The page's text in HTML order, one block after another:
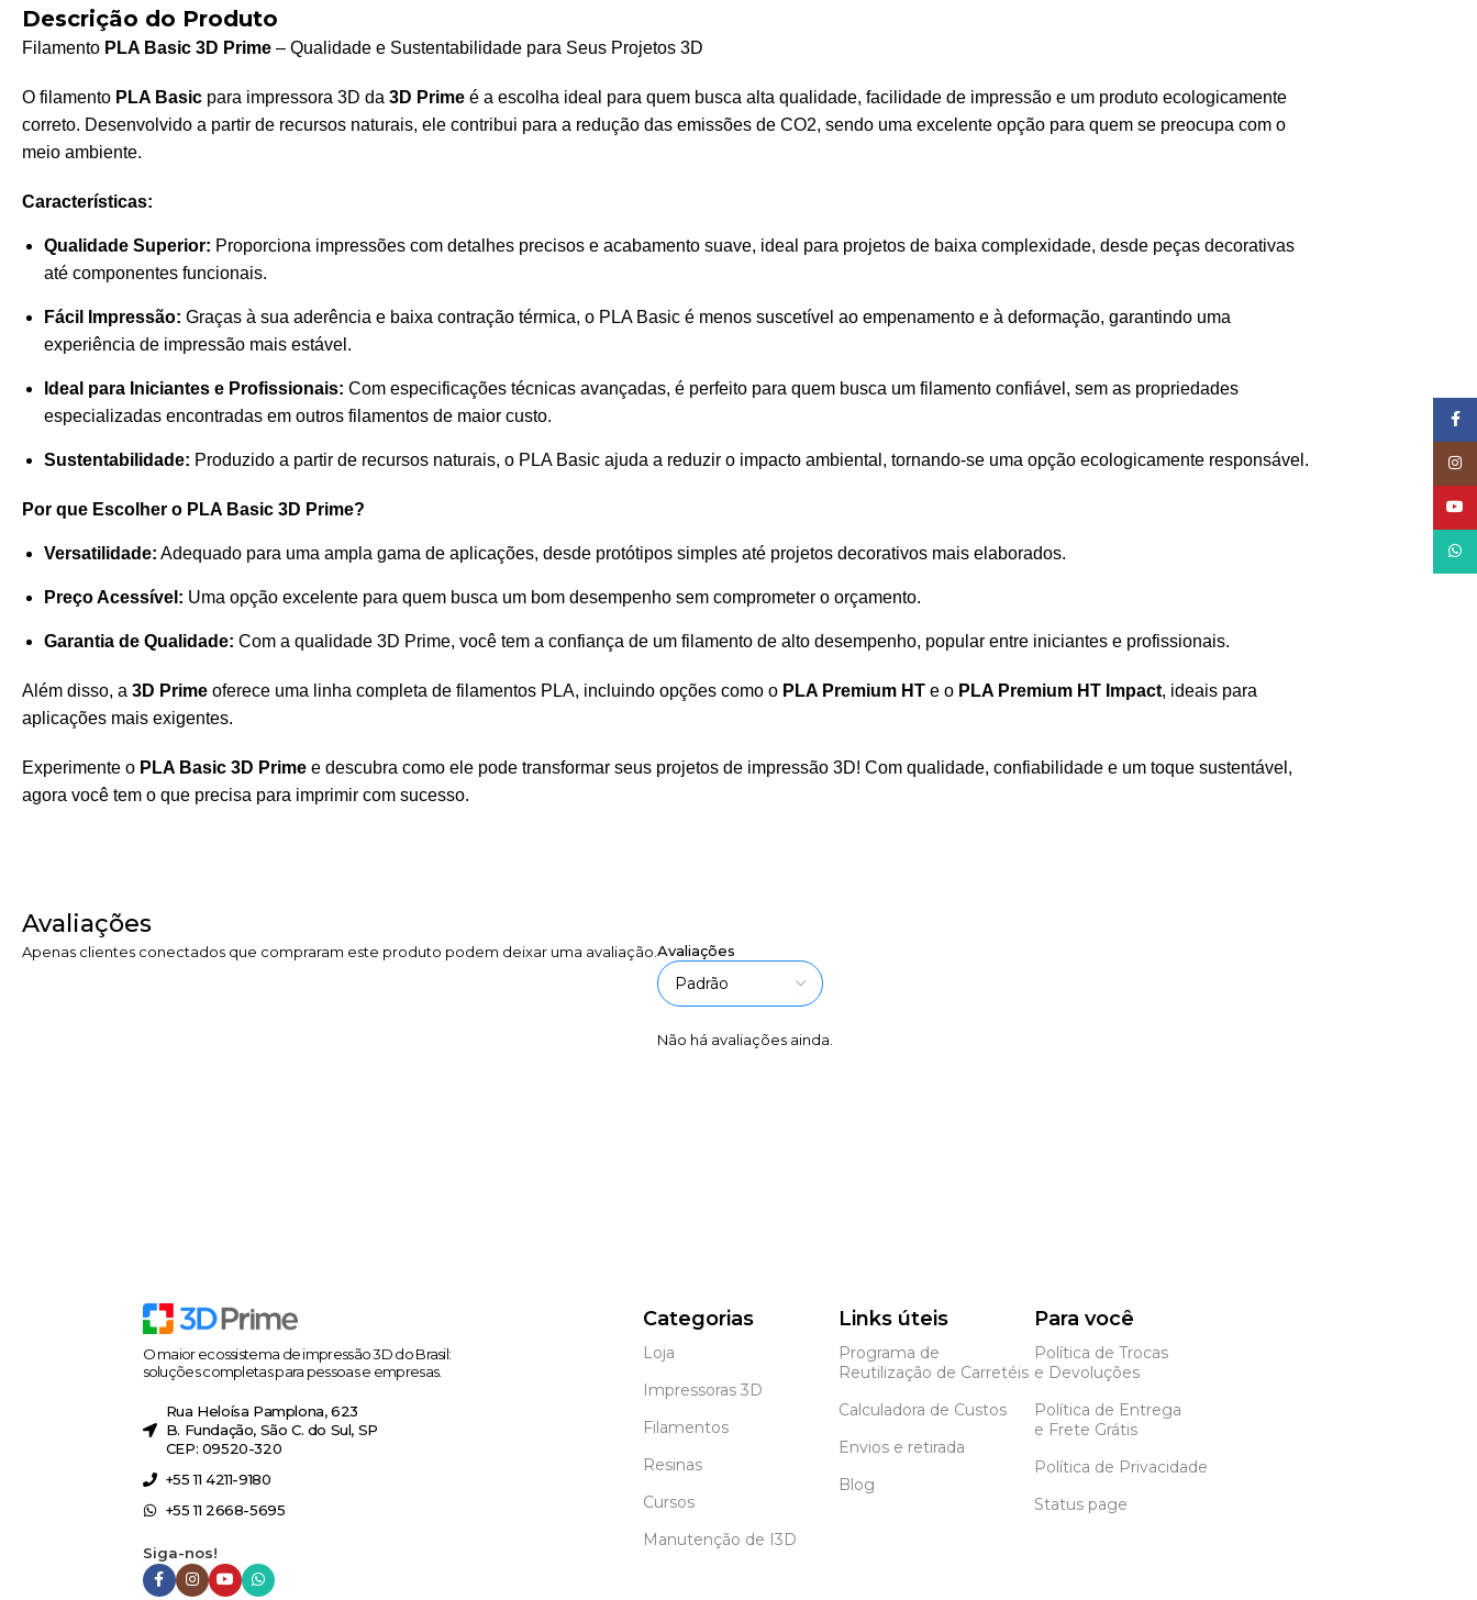
Descrição do Produto
Filamento PLA Basic 3D Prime – Qualidade e Sustentabilidade para Seus Projetos 3D
O filamento PLA Basic para impressora 3D da 3D Prime é a escolha ideal para quem busca alta qualidade, facilidade de impressão e um produto ecologicamente
correto. Desenvolvido a partir de recursos naturais, ele contribui para a redução das emissões de CO2, sendo uma excelente opção para quem se preocupa com o
meio ambiente.
Características:
Qualidade Superior: Proporciona impressões com detalhes precisos e acabamento suave, ideal para projetos de baixa complexidade, desde peças decorativas
até componentes funcionais.
Fácil Impressão: Graças à sua aderência e baixa contração térmica, o PLA Basic é menos suscetível ao empenamento e à deformação, garantindo uma
experiência de impressão mais estável.
Ideal para Iniciantes e Profissionais: Com especificações técnicas avançadas, é perfeito para quem busca um filamento confiável, sem as propriedades
especializadas encontradas em outros filamentos de maior custo.
Sustentabilidade: Produzido a partir de recursos naturais, o PLA Basic ajuda a reduzir o impacto ambiental, tornando-se uma opção ecologicamente responsável.
Por que Escolher o PLA Basic 3D Prime?
Versatilidade: Adequado para uma ampla gama de aplicações, desde protótipos simples até projetos decorativos mais elaborados.
Preço Acessível: Uma opção excelente para quem busca um bom desempenho sem comprometer o orçamento.
Garantia de Qualidade: Com a qualidade 3D Prime, você tem a confiança de um filamento de alto desempenho, popular entre iniciantes e profissionais.
Além disso, a 3D Prime oferece uma linha completa de filamentos PLA, incluindo opções como o PLA Premium HT e o PLA Premium HT Impact, ideais para
aplicações mais exigentes.
Experimente o PLA Basic 3D Prime e descubra como ele pode transformar seus projetos de impressão 3D! Com qualidade, confiabilidade e um toque sustentável,
agora você tem o que precisa para imprimir com sucesso.
Avaliações
Avaliações
Não há avaliações ainda.
Apenas clientes conectados que compraram este produto podem deixar uma avaliação.
O maior ecossistema de impressão 3D do Brasil:
soluções completas para pessoas e empresas.
Rua Heloísa Pamplona, 623
B. Fundação, São C. do Sul, SP
CEP: 09520-320
+55 11 4211-9180
+55 11 2668-5695
Siga-nos!
Categorias
Loja
Impressoras 3D
Filamentos
Resinas
Cursos
Manutenção de I3D
Links úteis
Programa de
Reutilização de Carretéis
Calculadora de Custos
Envios e retirada
Blog
Para você
Política de Trocas
e Devoluções
Política de Entrega
e Frete Grátis
Política de Privacidade
Status page